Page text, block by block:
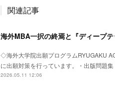
関連記事
海外MBA一択の終焉と『ディープ
◇海外大学院出願プログラムRYUGAKU
に出願対策を行っています。・出版問題
2026.05.11 12:06